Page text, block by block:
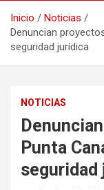
Inicio
Noticias
Denuncian
seguridad jurídica
NOTICIAS
Punta
seguridad